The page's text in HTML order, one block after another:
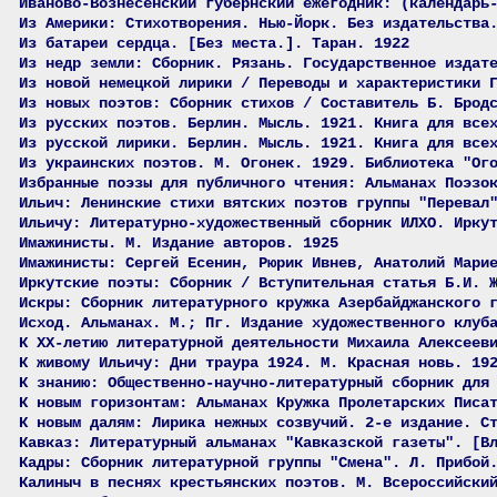
Из Америки: Стихотворения. Нью-Йорк. Без
Из батареи сердца. [Без места.]. Таран. 1922
Из недр земли: Сборник. Рязань. Государственное
Из новой немецкой лирики / Переводы и
Из новых поэтов: Сборник стихов / Составитель Б.
Из русских поэтов. Берлин. Мысль. 1921. Книга для
Из русской лирики. Берлин. Мысль. 1921. Книга для
Из украинских поэтов. М. Огонек. 1929. Библиотека
Избранные поэзы для публичного чтения: Альманах
Ильич: Ленинские стихи вятских поэтов группы
Ильичу: Литературно-художественный сборник ИЛХО.
Имажинисты. М. Издание авторов. 1925
Имажинисты: Сергей Есенин, Рюрик Ивнев, Анатолий
Иркутские поэты: Сборник / Вступительная статья Б.И.
Искры: Сборник литературного кружка
Исход. Альманах. М.; Пг. Издание художественного
К XX-летию литературной деятельности Михаила
К живому Ильичу: Дни траура 1924. М. Красная новь.
К знанию: Общественно-научно-литературный сборник
К новым горизонтам: Альманах Кружка Пролетарских
К новым далям: Лирика нежных созвучий. 2-е издание.
Кавказ: Литературный альманах "Кавказской газеты".
Кадры: Сборник литературной группы "Смена". Л.
Калиныч в песнях крестьянских поэтов. М.